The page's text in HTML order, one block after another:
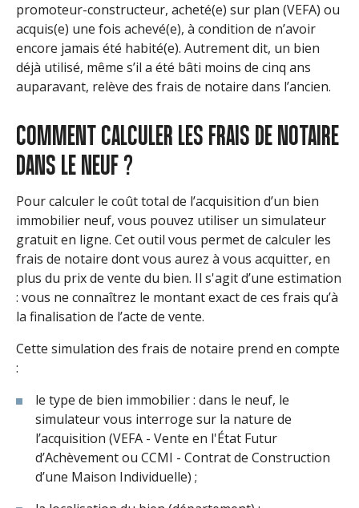
promoteur-constructeur, acheté(e) sur plan (VEFA) ou
acquis(e) une fois achevé(e), à condition de n’avoir
encore jamais été habité(e). Autrement dit, un bien
déjà utilisé, même s’il a été bâti moins de cinq ans
auparavant, relève des frais de notaire dans l’ancien.
COMMENT CALCULER LES FRAIS DE NOTAIRE
DANS LE NEUF ?
Pour calculer le coût total de l’acquisition d’un bien
immobilier neuf, vous pouvez utiliser un simulateur
gratuit en ligne. Cet outil vous permet de calculer les
frais de notaire dont vous aurez à vous acquitter, en
plus du prix de vente du bien. Il s'agit d’une estimation
: vous ne connaîtrez le montant exact de ces frais qu’à
la finalisation de l’acte de vente.
Cette simulation des frais de notaire prend en compte
:
le type de bien immobilier : dans le neuf, le
simulateur vous interroge sur la nature de
l’acquisition (VEFA - Vente en l'État Futur
d’Achèvement ou CCMI - Contrat de Construction
d’une Maison Individuelle) ;